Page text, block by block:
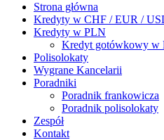
Strona główna
Kredyty w CHF / EUR /
Kredyty w PLN
Kredyt gotówkowy w
Polisolokaty
Wygrane Kancelarii
Poradniki
Poradnik frankowicza
Poradnik polisolokaty
Zespół
Kontakt